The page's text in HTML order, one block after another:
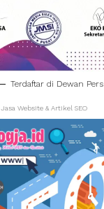
Terdaftar di Dewan Pers
Jasa Website & Artikel SEO